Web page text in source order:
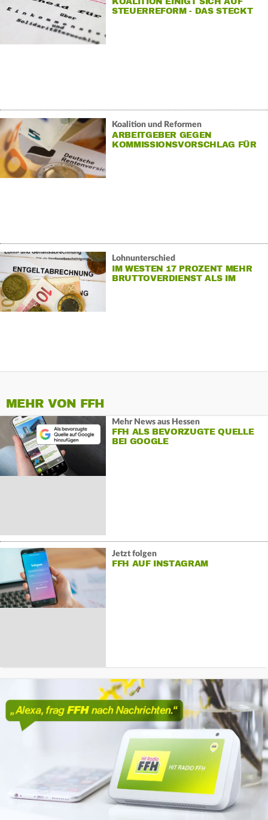
STEUERREFORM - DAS STECKT
Koalition und Reformen
ARBEITGEBER GEGEN
KOMMISSIONSVORSCHLAG FÜR
Lohnunterschied
IM WESTEN 17 PROZENT MEHR
BRUTTOVERDIENST ALS IM
MEHR VON FFH
Mehr News aus Hessen
FFH ALS BEVORZUGTE QUELLE
BEI GOOGLE
Jetzt folgen
FFH AUF INSTAGRAM